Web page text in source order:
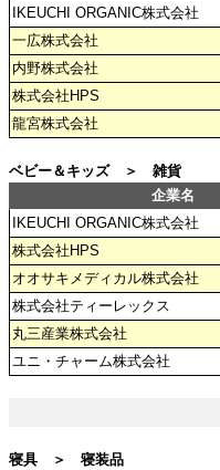
IKEUCHI ORGANIC株式会社
一広株式会社
内野株式会社
株式会社HPS
龍宮株式会社
ベビー＆キッズ ＞ 雑貨
企業名
IKEUCHI ORGANIC株式会社
株式会社HPS
オオサキメディカル株式会社
株式会社ティーレックス
丸三産業株式会社
ユニ・チャーム株式会社
寝具 ＞ 寝装品